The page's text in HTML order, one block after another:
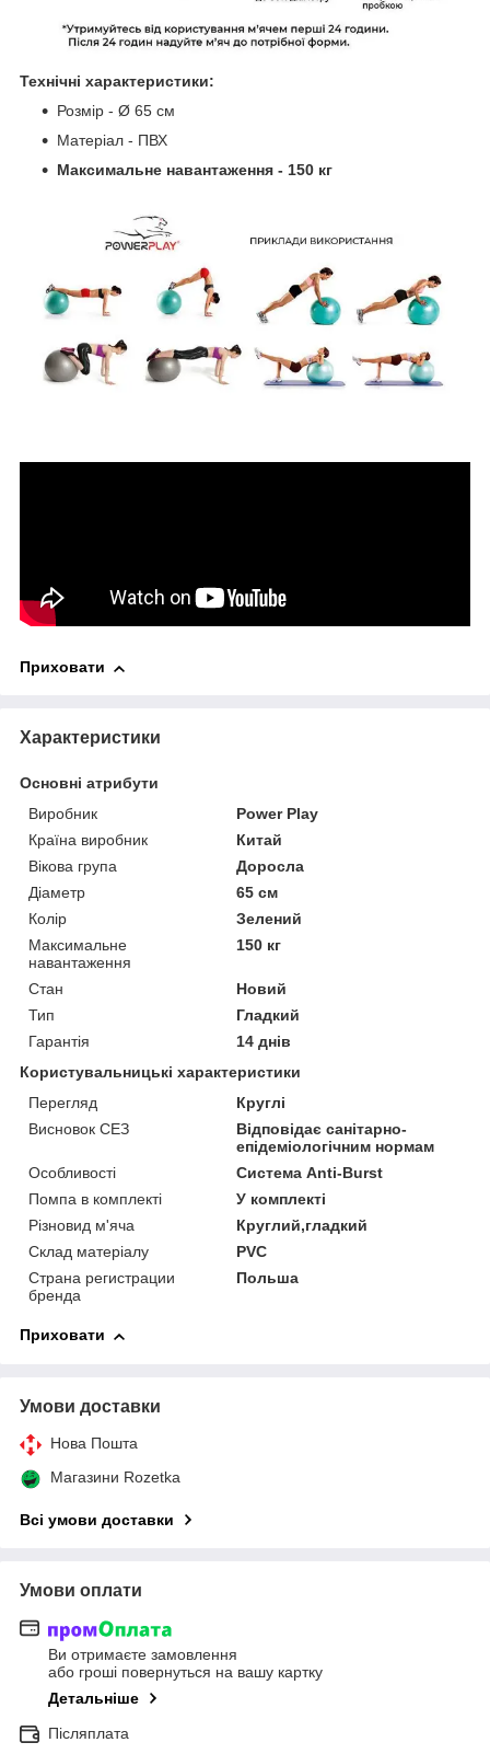
Технічні характеристики:
Розмір - Ø 65 см
Матеріал - ПВХ
Максимальне навантаження - 150 кг
Приховати
Характеристики
Основні атрибути
Виробник
Power Play
Країна виробник
Китай
Вікова група
Доросла
Діаметр
65 см
Колір
Зелений
Максимальне
навантаження
150 кг
Стан
Новий
Тип
Гладкий
Гарантія
14 днів
Користувальницькі характеристики
Перегляд
Круглі
Висновок СЕЗ
Відповідає санітарно-
епідеміологічним нормам
Особливості
Система Anti-Burst
Помпа в комплекті
У комплекті
Різновид м'яча
Круглий,гладкий
Склад матеріалу
PVC
Страна регистрации
бренда
Польша
Приховати
Умови доставки
Нова Пошта
Магазини Rozetka
Всі умови доставки
Умови оплати
Ви отримаєте замовлення
або гроші повернуться на вашу картку
Детальніше
Післяплата